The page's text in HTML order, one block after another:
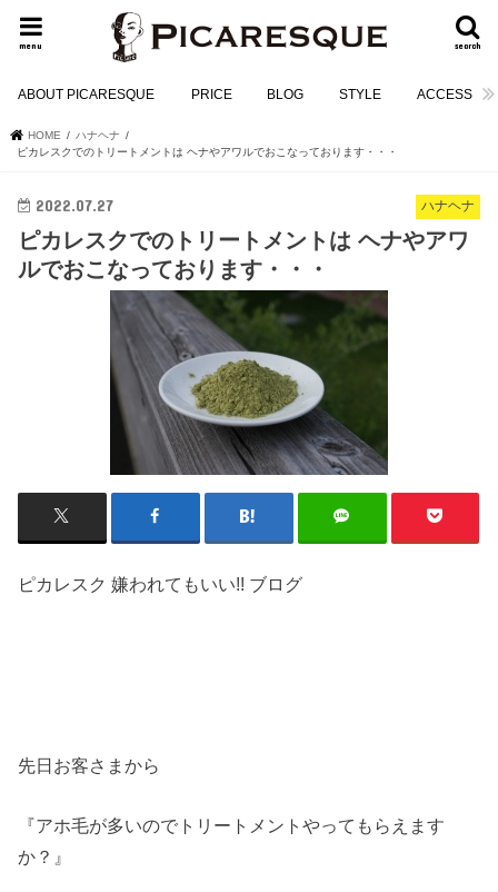
search
menu
ABOUT PICARESQUE PRICE BLOG STYLE ACCESS
HOME
ハナヘナ
ピカレスクでのトリートメントは ヘナやアワルでおこなっております・・・
ハナヘナ
2022.07.27
ピカレスクでのトリートメントは ヘナやアワ
ルでおこなっております・・・
ピカレスク 嫌われてもいい!! ブログ
先日お客さまから
『アホ毛が多いのでトリートメントやってもらえます
か？』